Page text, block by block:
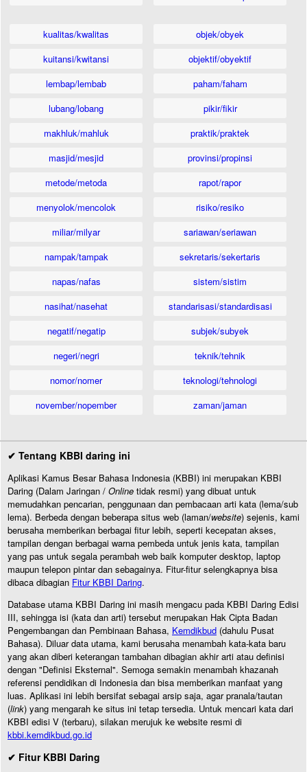
kualitas/kwalitas
kuitansi/kwitansi
lembap/lembab
lubang/lobang
makhluk/mahluk
masjid/mesjid
metode/metoda
menyolok/mencolok
miliar/milyar
nampak/tampak
napas/nafas
nasihat/nasehat
negatif/negatip
negeri/negri
nomor/nomer
november/nopember
objek/obyek
objektif/obyektif
paham/faham
pikir/fikir
praktik/praktek
provinsi/propinsi
rapot/rapor
risiko/resiko
sariawan/seriawan
sekretaris/sekertaris
sistem/sistim
standarisasi/standardisasi
subjek/subyek
teknik/tehnik
teknologi/tehnologi
zaman/jaman
✔ Tentang KBBI daring ini
Aplikasi Kamus Besar Bahasa Indonesia (KBBI) ini merupakan KBBI
Daring (Dalam Jaringan / Online tidak resmi) yang dibuat untuk
memudahkan pencarian, penggunaan dan pembacaan arti kata (lema/sub
lema). Berbeda dengan beberapa situs web (laman/website) sejenis, kami
berusaha memberikan berbagai fitur lebih, seperti kecepatan akses,
tampilan dengan berbagai warna pembeda untuk jenis kata, tampilan
yang pas untuk segala perambah web baik komputer desktop, laptop
maupun telepon pintar dan sebagainya. Fitur-fitur selengkapnya bisa
dibaca dibagian Fitur KBBI Daring.
Database utama KBBI Daring ini masih mengacu pada KBBI Daring Edisi
III, sehingga isi (kata dan arti) tersebut merupakan Hak Cipta Badan
Pengembangan dan Pembinaan Bahasa, Kemdikbud (dahulu Pusat
Bahasa). Diluar data utama, kami berusaha menambah kata-kata baru
yang akan diberi keterangan tambahan dibagian akhir arti atau definisi
dengan "Definisi Eksternal". Semoga semakin menambah khazanah
referensi pendidikan di Indonesia dan bisa memberikan manfaat yang
luas. Aplikasi ini lebih bersifat sebagai arsip saja, agar pranala/tautan
(link) yang mengarah ke situs ini tetap tersedia. Untuk mencari kata dari
KBBI edisi V (terbaru), silakan merujuk ke website resmi di
kbbi.kemdikbud.go.id
✔ Fitur KBBI Daring